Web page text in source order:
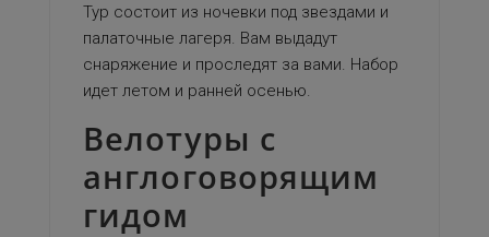
Тур состоит из ночевки под звездами и
палаточные лагеря. Вам выдадут
снаряжение и проследят за вами. Набор
идет летом и ранней осенью.
Велотуры с
англоговорящим
гидом